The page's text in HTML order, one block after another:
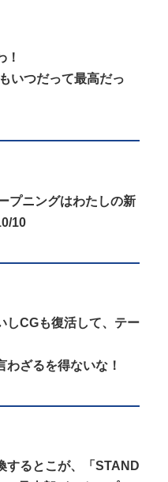
！
いつだって最高だっ
プニングはわたしの新
10
しCGも復活して、テー
わざるを得ないな！
するとこが、「STAND